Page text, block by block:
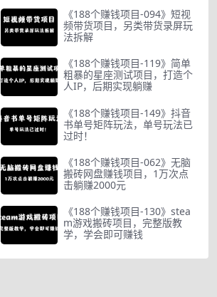
《188个赚钱项目-094》短视
频带货项目，另类带货录屏玩
法拆解
《188个赚钱项目-119》简单
粗暴的星座测试项目，打造个
人IP，后期实现躺赚
《188个赚钱项目-149》抖音
书单号矩阵玩法，单号玩法已
过时！
《188个赚钱项目-062》无脑
搬砖网盘赚钱项目，1万次点
击躺赚2000元
《188个赚钱项目-130》stea
m游戏搬砖项目，完整版教
学，学会即可赚钱